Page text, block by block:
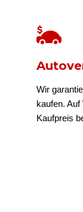
Wir
kaufen.
Kaufpreis